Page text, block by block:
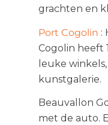
grachten en
Port Cogolin :
Cogolin heeft
leuke
kunstgalerie.
Beauvallon
met de auto.